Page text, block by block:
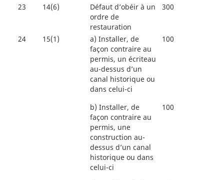
23 14(6)
Défaut d’obéir à un
ordre de
restauration
300
24 15(1) a) Installer, de
façon contraire au
permis, un écriteau
au-dessus d’un
canal historique ou
dans celui-ci
100
b) Installer, de
façon contraire au
permis, une
construction au-
dessus d’un canal
historique ou dans
celui-ci
100